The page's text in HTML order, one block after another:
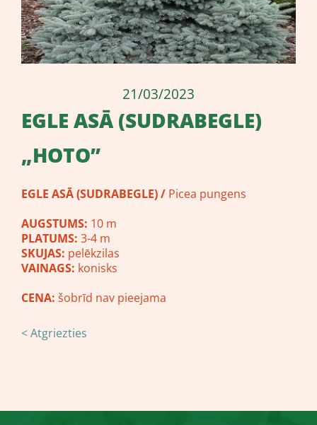
21/03/2023
​EGLE ASĀ (SUDRABEGLE)
„HOTO”
EGLE ASĀ (SUDRABEGLE)/ Picea pungens
AUGSTUMS: 10 m
PLATUMS: 3-4 m
SKUJAS: pelēkzilas
VAINAGS: konisks
CENA: šobrīd nav pieejama
< Atgriezties